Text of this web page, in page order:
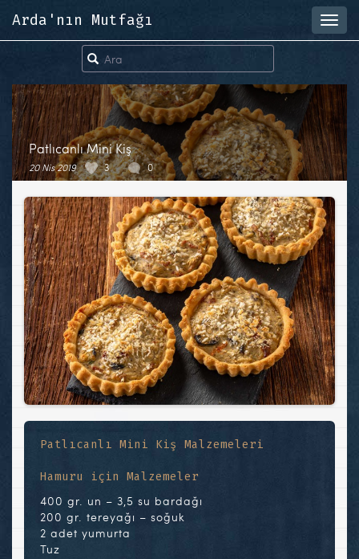
Arda'nın Mutfağı
Patlıcanlı Mini Kiş
20 Nis 2019 3 0
Patlıcanlı Mini Kiş Malzemeleri
Hamuru için Malzemeler
400 gr. un – 3,5 su bardağı
200 gr. tereyağı – soğuk
2 adet yumurta
Tuz